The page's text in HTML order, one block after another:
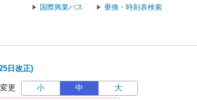
国際興業バス 乗換・時刻表検索
日改正)
更 小 中 大